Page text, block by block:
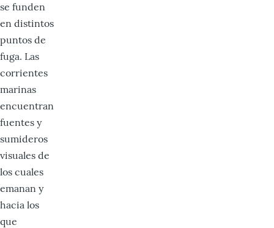
se funden
en distintos
puntos de
fuga. Las
corrientes
marinas
encuentran
fuentes y
sumideros
visuales de
los cuales
emanan y
hacia los
que